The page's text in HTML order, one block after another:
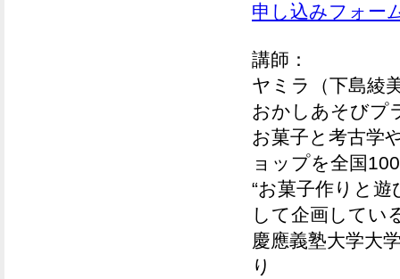
申し込みフォー
講師：
ヤミラ（下島綾
おかしあそびプ
お菓子と考古学
ョップを全国
“お菓子作りと遊
して企画してい
慶應義塾大学大
り